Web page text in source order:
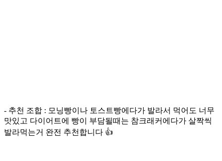
- 추천 조합 : 모닝빵이나 토스트빵에다가 발라서 먹어도 너무
맛있고 다이어트에 빵이 부담될때는 참크래커에다가 살짝씩
발라먹는거 완전 추천합니다 👍